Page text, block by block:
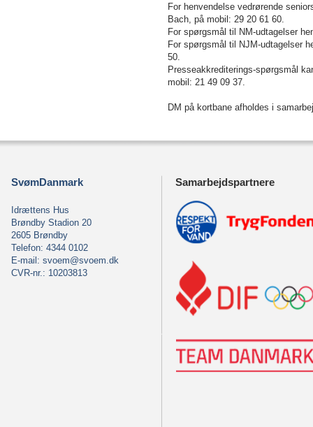
For henvendelse vedrørende
Bach, på mobil: 29 20 61 60.
For spørgsmål til NM-udtagelser
For spørgsmål til NJM-udtagelser
50.
Presseakkrediterings-spørgsmål
mobil: 21 49 09 37.
DM på kortbane afholdes i
SvømDanmark
Idrættens Hus
Brøndby Stadion 20
2605 Brøndby
Telefon: 4344 0102
E-mail: svoem@svoem.dk
CVR-nr.: 10203813
Samarbejdspartnere